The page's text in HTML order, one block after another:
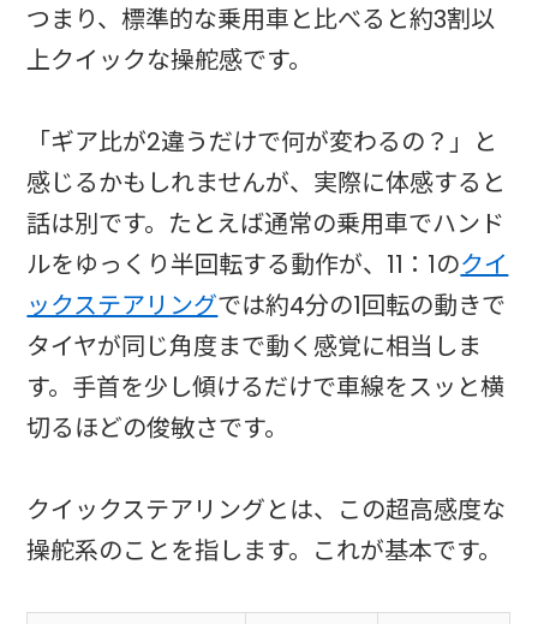
つまり、標準的な乗用車と比べると約3割以
上クイックな操舵感です。
「ギア比が2違うだけで何が変わるの？」と
感じるかもしれませんが、実際に体感すると
話は別です。たとえば通常の乗用車でハンド
ルをゆっくり半回転する動作が、11：1のクイ
ックステアリングでは約4分の1回転の動きで
タイヤが同じ角度まで動く感覚に相当しま
す。手首を少し傾けるだけで車線をスッと横
切るほどの俊敏さです。
クイックステアリングとは、この超高感度な
操舵系のことを指します。これが基本です。